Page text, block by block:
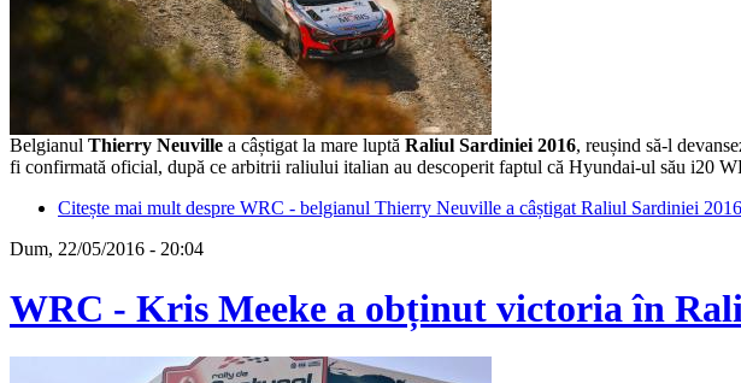
Belgianul Thierry Neuville a câștigat la mare luptă Raliul Sardiniei 2016, reușind să-l
fi confirmată oficial, după ce arbitrii raliului italian au descoperit faptul că Hyundai-ul său i20
Citește mai mult despre WRC - belgianul Thierry Neuville a câștigat Raliul Sardiniei 2016
Dum, 22/05/2016 - 20:04
WRC - Kris Meeke a obținut victoria în